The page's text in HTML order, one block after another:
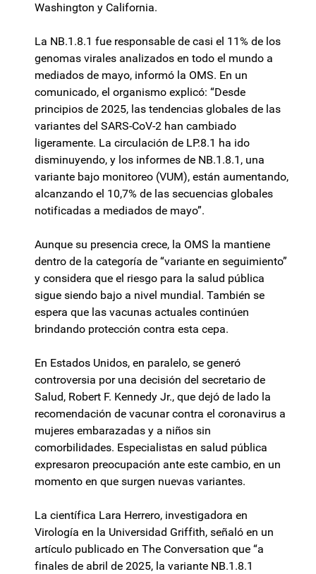
Washington y California.
La NB.1.8.1 fue responsable de casi el 11% de los
genomas virales analizados en todo el mundo a
mediados de mayo, informó la OMS. En un
comunicado, el organismo explicó: “Desde
principios de 2025, las tendencias globales de las
variantes del SARS-CoV-2 han cambiado
ligeramente. La circulación de LP.8.1 ha ido
disminuyendo, y los informes de NB.1.8.1, una
variante bajo monitoreo (VUM), están aumentando,
alcanzando el 10,7% de las secuencias globales
notificadas a mediados de mayo”.
Aunque su presencia crece, la OMS la mantiene
dentro de la categoría de “variante en seguimiento”
y considera que el riesgo para la salud pública
sigue siendo bajo a nivel mundial. También se
espera que las vacunas actuales continúen
brindando protección contra esta cepa.
En Estados Unidos, en paralelo, se generó
controversia por una decisión del secretario de
Salud, Robert F. Kennedy Jr., que dejó de lado la
recomendación de vacunar contra el coronavirus a
mujeres embarazadas y a niños sin
comorbilidades. Especialistas en salud pública
expresaron preocupación ante este cambio, en un
momento en que surgen nuevas variantes.
La científica Lara Herrero, investigadora en
Virología en la Universidad Griffith, señaló en un
artículo publicado en The Conversation que “a
finales de abril de 2025, la variante NB.1.8.1